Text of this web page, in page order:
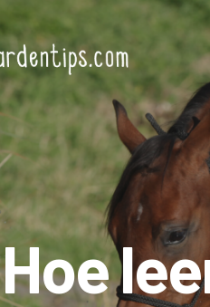
Hoe